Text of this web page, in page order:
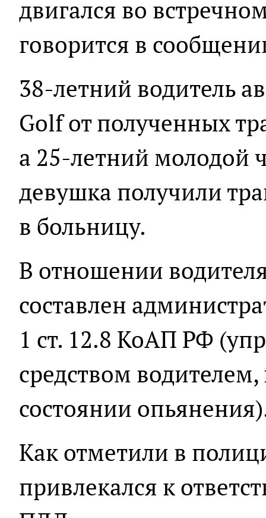
двигался во
говорится в
38-летний водитель
Golf от полученных
а 25-летний молодой
девушка получили
в больницу.
В отношении
составлен
1 ст. 12.8 КоАП РФ
средством
состоянии
Как отметили в
привлекался к